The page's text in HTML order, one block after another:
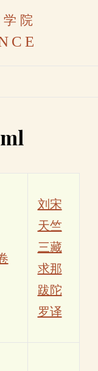
院
刘宋
天竺
三藏
求那
跋陀
罗译